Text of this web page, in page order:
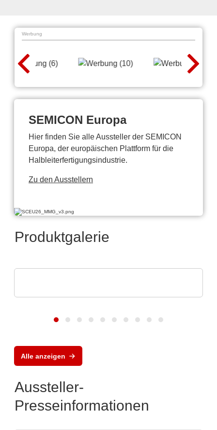
Werbung
SEMICON Europa
Hier finden Sie alle Aussteller der SEMICON
Europa, der europäischen Plattform für die
Halbleiterfertigungsindustrie.
Zu den Ausstellern
Produktgalerie
Alle anzeigen
Aussteller-
Presseinformationen